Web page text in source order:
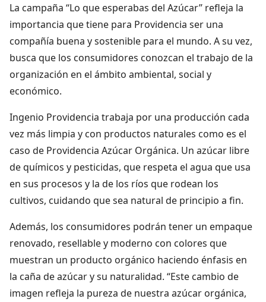
La campaña ‘‘Lo que esperabas del Azúcar’’ refleja la
importancia que tiene para Providencia ser una
compañía buena y sostenible para el mundo. A su vez,
busca que los consumidores conozcan el trabajo de la
organización en el ámbito ambiental, social y
económico.
Ingenio Providencia trabaja por una producción cada
vez más limpia y con productos naturales como es el
caso de Providencia Azúcar Orgánica. Un azúcar libre
de químicos y pesticidas, que respeta el agua que usa
en sus procesos y la de los ríos que rodean los
cultivos, cuidando que sea natural de principio a fin.
Además, los consumidores podrán tener un empaque
renovado, resellable y moderno con colores que
muestran un producto orgánico haciendo énfasis en
la caña de azúcar y su naturalidad. “Este cambio de
imagen refleja la pureza de nuestra azúcar orgánica,